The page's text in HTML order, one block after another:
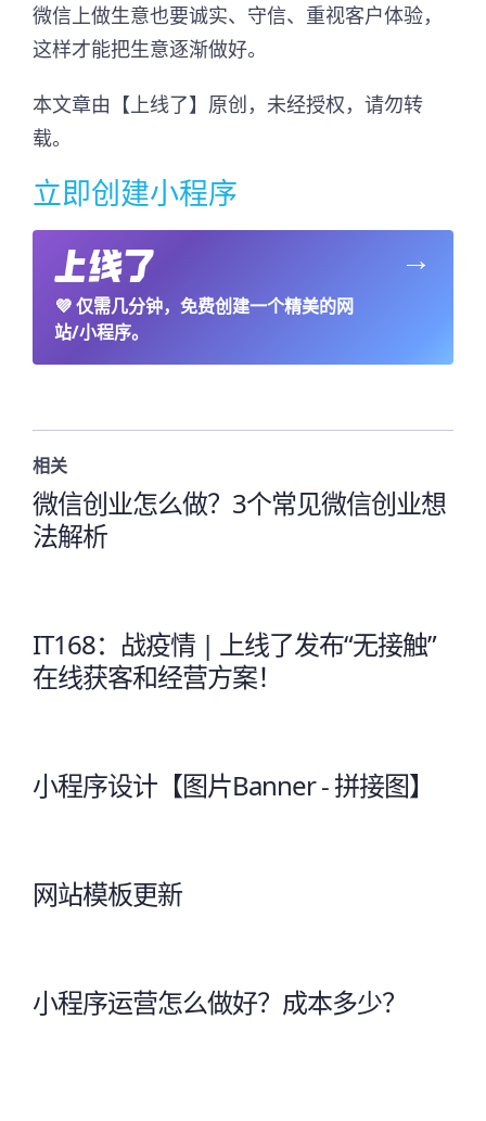
微信上做生意也要诚实、守信、重视客户体验，
这样才能把生意逐渐做好。
本文章由【上线了】原创，未经授权，请勿转
载。
立即创建小程序
💜仅需几分钟，免费创建一个精美的网
站/小程序。
→
相关
微信创业怎么做？3个常见微信创业想
法解析
IT168：战疫情 | 上线了发布“无接触”
在线获客和经营方案！
小程序设计【图片Banner - 拼接图】
网站模板更新
小程序运营怎么做好？成本多少？